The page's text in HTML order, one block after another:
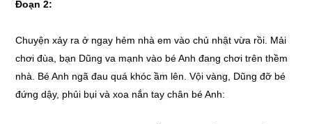
Đoạn 2:
Chuyện xảy ra ở ngay hẻm nhà em vào chủ nhật vừa rồi. Mải
chơi đùa, bạn Dũng va mạnh vào bé Anh đang chơi trên thềm
nhà. Bé Anh ngã đau quá khóc ầm lên. Vội vàng, Dũng đỡ bé
đứng dậy, phủi bụi và xoa nắn tay chân bé Anh: